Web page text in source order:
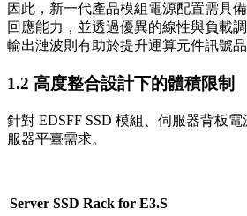
因此，新一代產品模組電源配置需具
回應能力，並透過優異的線性與負載
輸出漣波則有助於提升運算元件訊號
1.2 高度整合設計下的體積限制
針對 EDSFF SSD 模組、伺服器背板
服器平臺需求。
Server SSD Rack for E3.S